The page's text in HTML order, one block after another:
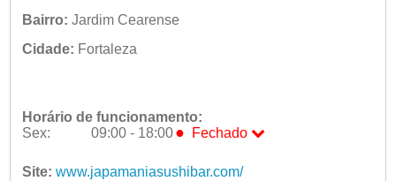
Bairro: Jardim Cearense
Cidade: Fortaleza
Horário de funcionamento:
Sex:
09:00 - 18:00 ● Fechado
Ter:
09:00 - 18:00
Site: www.japamaniasushibar.com/